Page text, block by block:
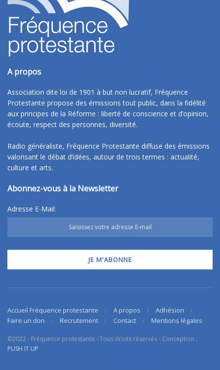
A propos
Association dite loi de 1901 à but non lucratif, Fréquence
Protestante propose des émissions tout public, dans la fidélité
aux principes de la Réforme : liberté de conscience et d’opinion,
écoute, respect des personnes, diversité.
Radio généraliste, Fréquence Protestante diffuse des émissions
valorisant le débat d’idées, autour de trois termes : actualité,
culture et arts.
Abonnez-vous à la Newsletter
Adresse E-Mail:
Accueil Fréquence protestante A propos
Adhésion
Faire un don
Recrutement Contact Mentions légales
©2022 - Fréquence protestante - Tous droits réservés - Conception :
PUSH IT UP